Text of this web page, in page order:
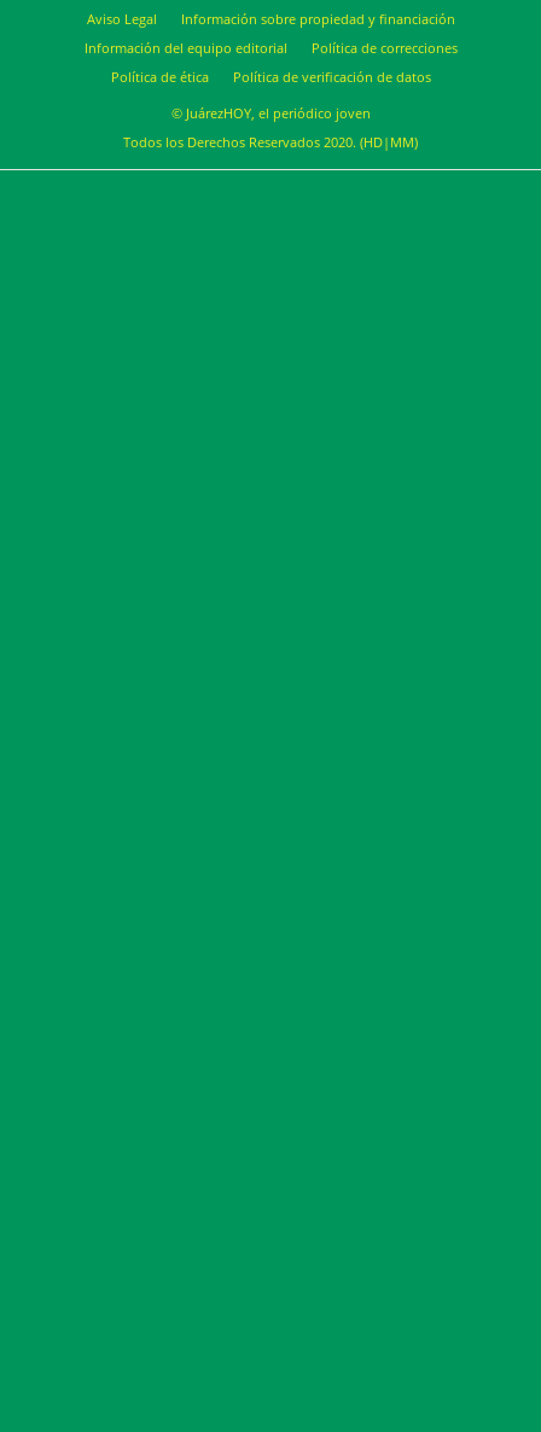
Aviso Legal
Información sobre propiedad y financiación
Información del equipo editorial
Política de correcciones
Política de ética
Política de verificación de datos
© JuárezHOY, el periódico joven
Todos los Derechos Reservados 2020. (HD|MM)